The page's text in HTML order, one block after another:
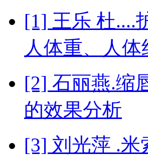
[1] 王乐 杜....
人体重、人
[2] 石丽燕.缩
的效果分析
[3] 刘光萍 .米